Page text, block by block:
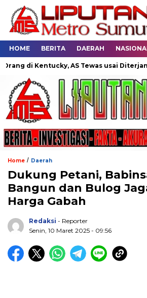
HOME BERITA DAERAH
di Kentucky, AS Tewas usai Diterjang
Home / Daerah
Dukung Petani,
Bangun dan Bulog
Harga Gabah
Redaksi - Reporter
Senin, 10 Maret 2025 - 09:56